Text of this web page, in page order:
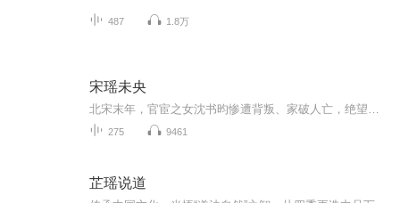
487 1.8万
宋瑶未央
275 9461
芷瑶说道